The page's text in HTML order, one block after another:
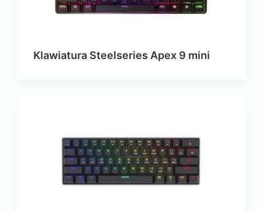
Klawiatura Steelseries Apex 9 mini